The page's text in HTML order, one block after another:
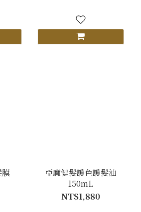
膜
亞麻健髮護色護髮油
150mL
NT$1,880